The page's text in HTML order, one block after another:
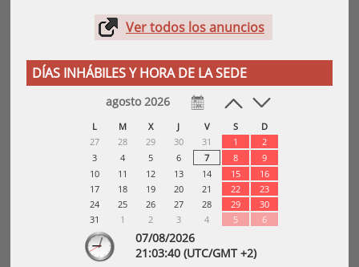
Ver todos los anuncios
DÍAS INHÁBILES Y HORA DE LA SEDE
agosto 2026
L M X J V S
D
27
28 29 30 31 1
2
3
4 5 6 7 8
9
10
11 12 13 14 15
16
17
18 19 20 21 22
23
24
25 26 27 28 29
30
31
1 2 3 4 5 6
07/08/2026
21:03:40 (UTC/GMT +2)